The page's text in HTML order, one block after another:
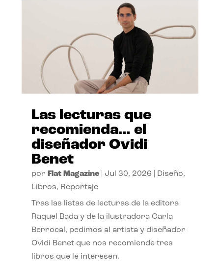
Las lecturas que
recomienda… el
diseñador Ovidi
Benet
por Flat Magazine| Jul 30, 2026 Diseño,
Libros, Reportaje
Tras las listas de lecturas de la editora
Raquel Bada y de la ilustradora Carla
Berrocal, pedimos al artista y diseñador
Ovidi Benet que nos recomiende tres
libros que le interesen.